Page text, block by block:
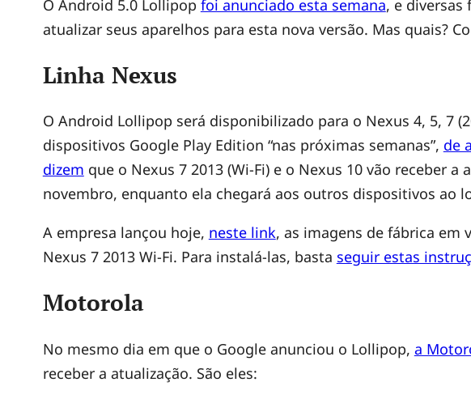
A
n
d
r
o
i
d
5
O Android 5.0 Lollipop foi anunciado esta semana, e diversas
atualizar seus aparelhos para esta nova versão. Mas quais?
Linha Nexus
O Android Lollipop será disponibilizado para o Nexus 4, 5, 7
dispositivos Google Play Edition “nas próximas semanas”, de
dizem que o Nexus 7 2013 (Wi-Fi) e o Nexus 10 vão receber a
novembro, enquanto ela chegará aos outros dispositivos ao
A empresa lançou hoje, neste link, as imagens de fábrica em
Nexus 7 2013 Wi-Fi. Para instalá-las, basta seguir estas
Motorola
No mesmo dia em que o Google anunciou o Lollipop, a
receber a atualização. São eles: